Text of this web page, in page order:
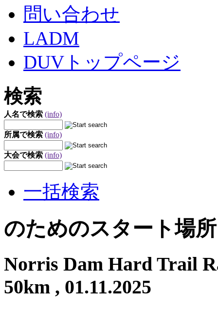
問い合わせ
LADM
DUVトップページ
検索
人名で検索 (info)
所属で検索 (info)
大会で検索 (info)
一括検索
のためのスタート場所
Norris Dam Hard Trail
50km , 01.11.2025